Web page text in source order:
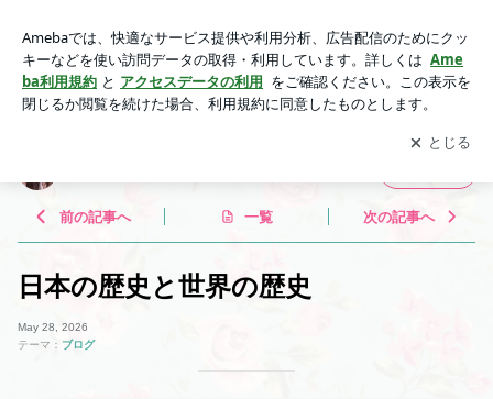
アプリをダウンロードして ブログの更新通知
を受け取りまし
ょう。
開く
前の記事へ 一覧 次の記事へ
日本の歴史と世界の歴史
May 28, 2026
テーマ： ブログ